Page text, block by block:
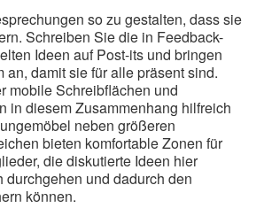
so zu gestalten, dass sie
Schreiben Sie die in Feedback-
Ideen auf Post-its und bringen
an, damit sie für alle präsent sind.
mobile Schreibflächen und
in diesem Zusammenhang hilfreich
neben größeren
bieten komfortable Zonen für
die diskutierte Ideen hier
und dadurch den
können.